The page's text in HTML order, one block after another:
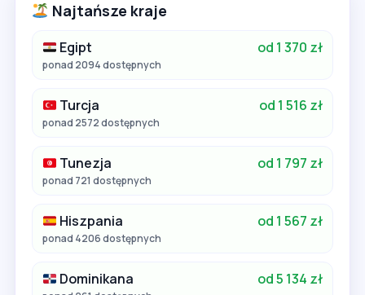
Najtańsze kraje
Egipt od 1 370 zł
ponad 2094 dostępnych
Turcja od 1 516 zł
ponad 2572 dostępnych
Tunezja od 1 797 zł
ponad 721 dostępnych
Hiszpania od 1 567 zł
ponad 4206 dostępnych
Dominikana od 5 134 zł